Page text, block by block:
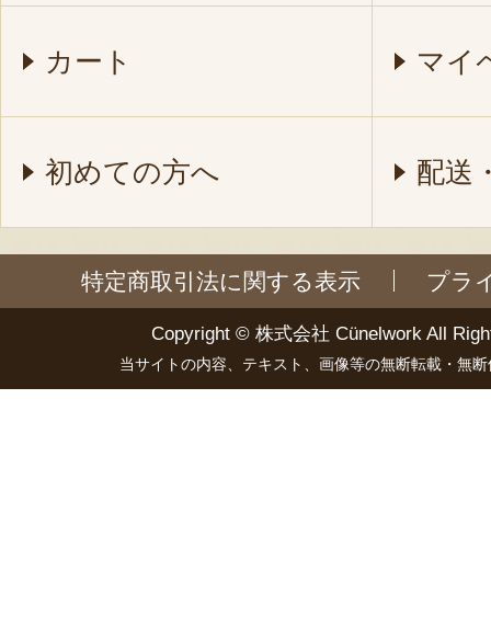
カート マイ
初めての方へ 配送
特定商取引法に関する表示 プラ
Copyright © 株式会社 Cünelwork All
当サイトの内容、テキスト、画像等の無断転載・無